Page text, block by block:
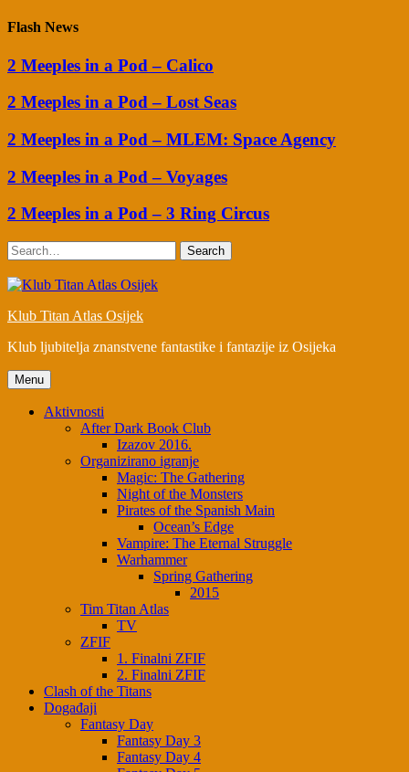
Flash News
2 Meeples in a Pod – Calico
2 Meeples in a Pod – Lost Seas
2 Meeples in a Pod – MLEM: Space Agency
2 Meeples in a Pod – Voyages
2 Meeples in a Pod – 3 Ring Circus
Search
Klub Titan Atlas Osijek
Klub ljubitelja znanstvene fantastike i fantazije iz Osijeka
Menu
Aktivnosti
After Dark Book Club
Izazov 2016.
Organizirano igranje
Magic: The Gathering
Night of the Monsters
Pirates of the Spanish Main
Ocean’s Edge
Vampire: The Eternal Struggle
Warhammer
Spring Gathering
2015
Tim Titan Atlas
TV
ZFIF
1. Finalni ZFIF
2. Finalni ZFIF
Clash of the Titans
Događaji
Fantasy Day
Fantasy Day 3
Fantasy Day 4